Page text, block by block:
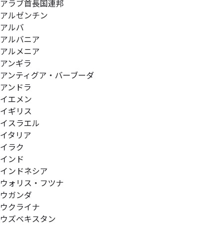
アラブ首長国連邦
アルゼンチン
アルバ
アルバニア
アルメニア
アンギラ
アンティグア・バーブーダ
アンドラ
イエメン
イギリス
イスラエル
イタリア
イラク
インド
インドネシア
ウォリス・フツナ
ウガンダ
ウクライナ
ウズベキスタン